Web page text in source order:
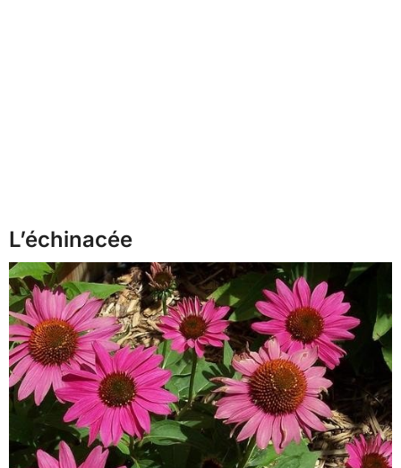
L’échinacée